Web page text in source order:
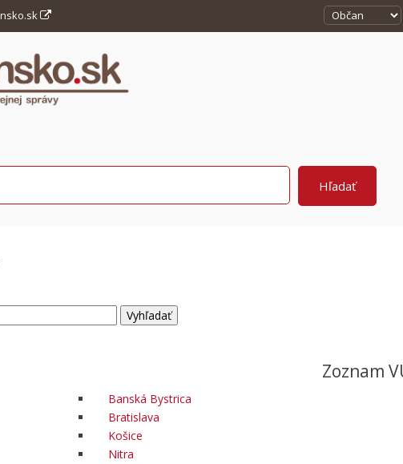
Zoznam
Banská Bystrica
Bratislava
Košice
Nitra